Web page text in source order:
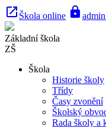
launch Škola online lock
Základní škola
ZŠ
Škola
Historie školy
Třídy
Časy zvonění
Školský
Rada školy a